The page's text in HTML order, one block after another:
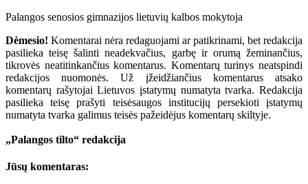
Palangos senosios gimnazijos lietuvių kalbos mokytoja
Dėmesio! Komentarai nėra redaguojami ar patikrinami, bet redakcija
pasilieka teisę šalinti neadekvačius, garbę ir orumą žeminančius,
tikrovės neatitinkančius komentarus. Komentarų turinys neatspindi
redakcijos nuomonės. Už įžeidžiančius komentarus atsako
komentarų rašytojai Lietuvos įstatymų numatyta tvarka. Redakcija
pasilieka teisę prašyti teisėsaugos institucijų persekioti įstatymų
numatyta tvarka galimus teisės pažeidėjus komentarų skiltyje.
„Palangos tilto“ redakcija
Jūsų komentaras: